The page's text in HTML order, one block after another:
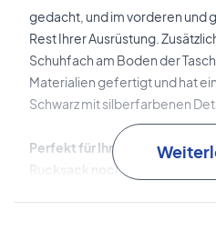
gedacht, und im vorderen und
Rest Ihrer Ausrüstung.
Schuhfach am Boden der
Materialien gefertigt und hat
Schwarz mit silberfarbenen
Perfekt für Ihre Ausrüstung -
Rucksack noch heute!